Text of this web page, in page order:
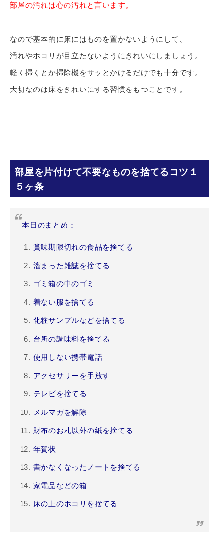
部屋の汚れは心の汚れと言います。
なので基本的に床にはものを置かないようにして、
汚れやホコリが目立たないようにきれいにしましょう。
軽く掃くとか掃除機をサッとかけるだけでも十分です。
大切なのは床をきれいにする習慣をもつことです。
部屋を片付けて不要なものを捨てるコツ１
５ヶ条
本日のまとめ：
賞味期限切れの食品を捨てる
溜まった雑誌を捨てる
ゴミ箱の中のゴミ
着ない服を捨てる
化粧サンプルなどを捨てる
台所の調味料を捨てる
使用しない携帯電話
アクセサリーを手放す
テレビを捨てる
メルマガを解除
財布のお札以外の紙を捨てる
年賀状
書かなくなったノートを捨てる
家電品などの箱
床の上のホコリを捨てる